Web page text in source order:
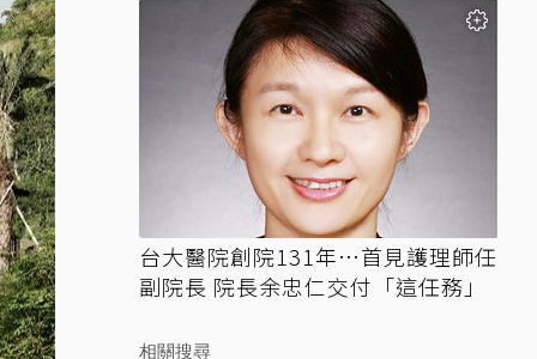
台大醫院創院131年…首見護理師任
副院長 院長余忠仁交付「這任務」